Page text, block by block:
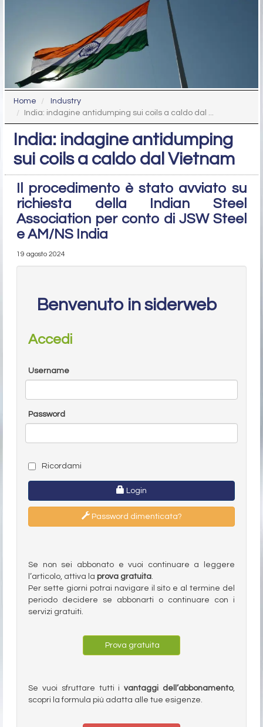
Home
Industry
India: indagine antidumping sui coils a caldo dal ...
India: indagine antidumping
sui coils a caldo dal Vietnam
Il procedimento è stato avviato su
richiesta della Indian Steel
Association per conto di JSW Steel
e AM/NS India
19 agosto 2024
Benvenuto in siderweb
Accedi
Username
Password
Ricordami
Login
Password dimenticata?
Se non sei abbonato e vuoi continuare a leggere
l’articolo, attiva la prova gratuita.
Per sette giorni potrai navigare il sito e al termine del
periodo decidere se abbonarti o continuare con i
servizi gratuiti.
Prova gratuita
Se vuoi sfruttare tutti ivantaggi dell’abbonamento,
scopri la formula più adatta alle tue esigenze.